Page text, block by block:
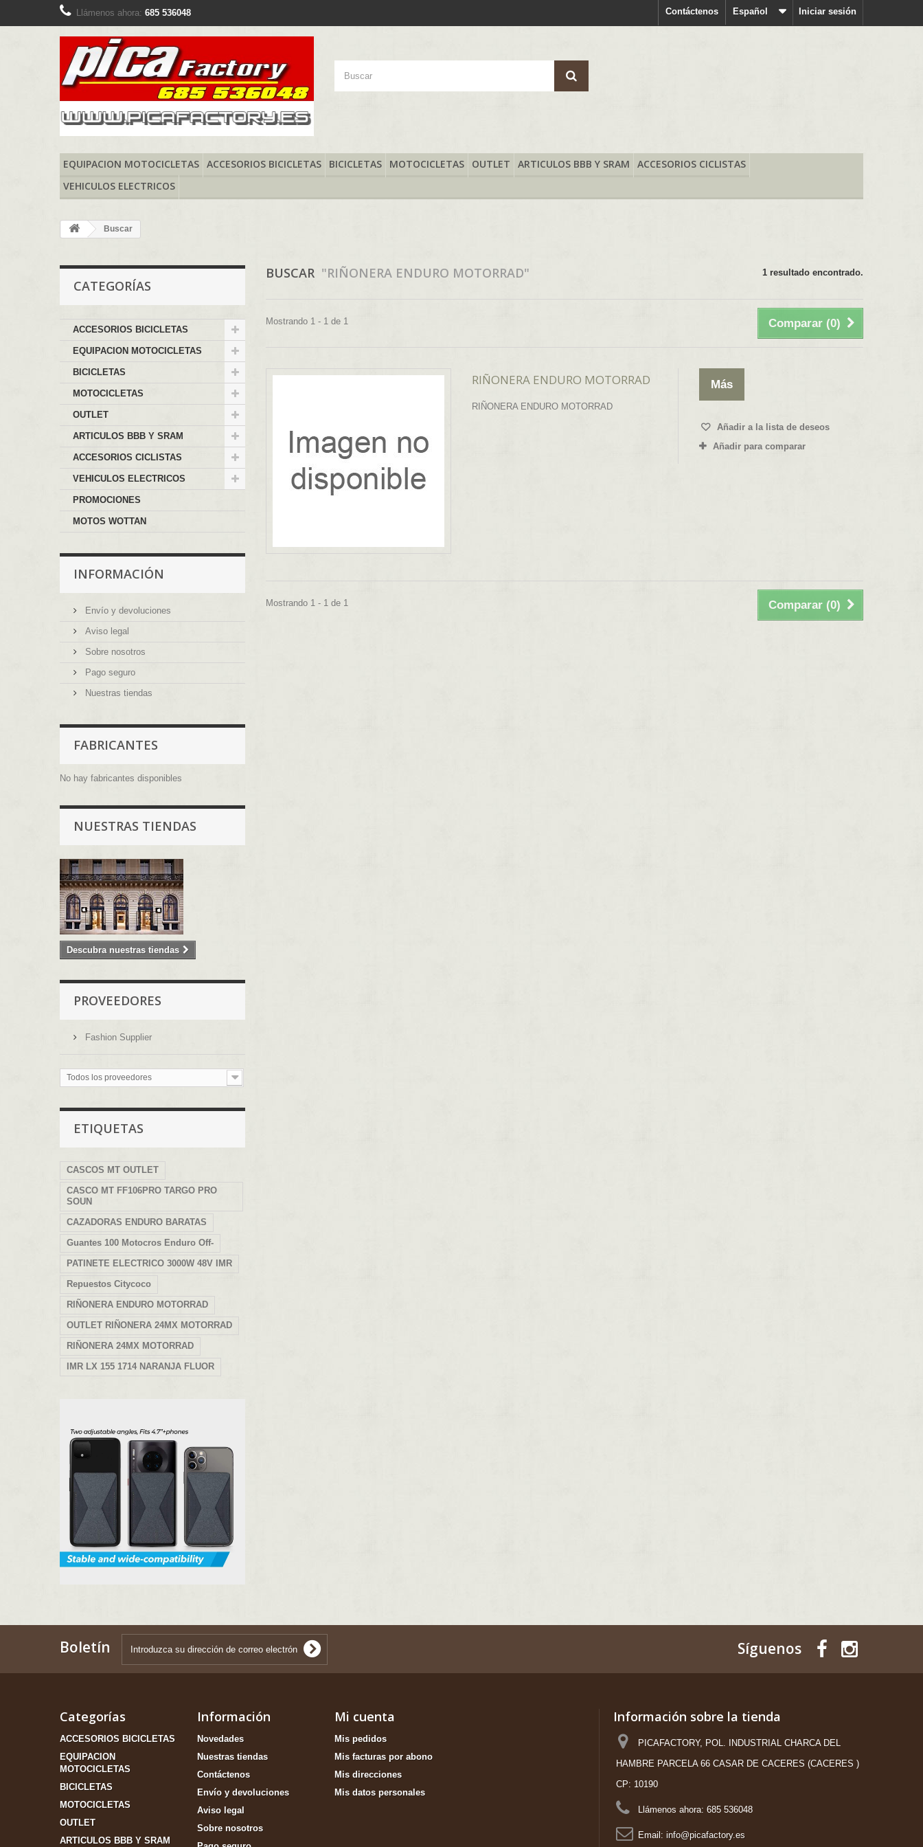
Iniciar sesión
Español
Contáctenos
Llámenos ahora: 685 536048
EQUIPACION MOTOCICLETAS ACCESORIOS BICICLETAS BICICLETAS MOTOCICLETAS OUTLET ARTICULOS BBB Y SRAM
ACCESORIOS CICLISTAS
VEHICULOS ELECTRICOS
Buscar
CATEGORÍAS
ACCESORIOS BICICLETAS
EQUIPACION MOTOCICLETAS
BICICLETAS
MOTOCICLETAS
OUTLET
ARTICULOS BBB Y SRAM
ACCESORIOS CICLISTAS
VEHICULOS ELECTRICOS
PROMOCIONES
MOTOS WOTTAN
INFORMACIÓN
Envío y devoluciones
Aviso legal
Sobre nosotros
Pago seguro
Nuestras tiendas
FABRICANTES
No hay fabricantes disponibles
NUESTRAS TIENDAS
Descubra nuestras tiendas
PROVEEDORES
Fashion Supplier
Todos los proveedores
ETIQUETAS
CASCOS MT OUTLET
CASCO MT FF106PRO TARGO PRO
SOUN
CAZADORAS ENDURO BARATAS
Guantes 100 Motocros Enduro Off-
PATINETE ELECTRICO 3000W 48V IMR
Repuestos Citycoco
RIÑONERA ENDURO MOTORRAD
OUTLET RIÑONERA 24MX MOTORRAD
RIÑONERA 24MX MOTORRAD
IMR LX 155 1714 NARANJA FLUOR
BUSCAR "RIÑONERA ENDURO MOTORRAD" 1 resultado encontrado.
Comparar (0)
Mostrando 1 - 1 de 1
RIÑONERA ENDURO MOTORRAD
RIÑONERA ENDURO MOTORRAD
Más
Añadir a la lista de deseos
Añadir para comparar
Comparar (0)
Mostrando 1 - 1 de 1
Boletín Síguenos
Categorías
ACCESORIOS BICICLETAS
EQUIPACION
MOTOCICLETAS
BICICLETAS
MOTOCICLETAS
OUTLET
ARTICULOS BBB Y SRAM
Información
Novedades
Nuestras tiendas
Contáctenos
Envío y devoluciones
Aviso legal
Sobre nosotros
Mi cuenta
Mis pedidos
Mis facturas por abono
Mis direcciones
Mis datos personales
Información sobre la tienda
PICAFACTORY, POL. INDUSTRIAL CHARCA DEL
HAMBRE PARCELA 66 CASAR DE CACERES (CACERES )
CP: 10190
Llámenos ahora: 685 536048
Email: info@picafactory.es